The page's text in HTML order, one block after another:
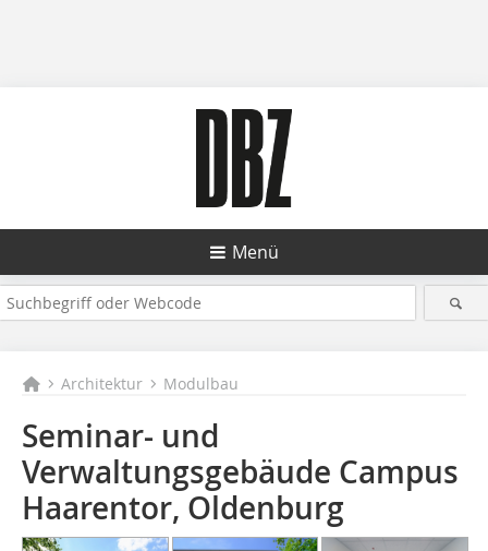
Menü
Architektur Modulbau
Seminar- und
Verwaltungsgebäude Campus
Haarentor, Oldenburg